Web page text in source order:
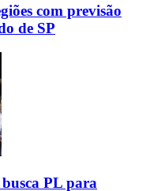
com previsão
de SP
PL para